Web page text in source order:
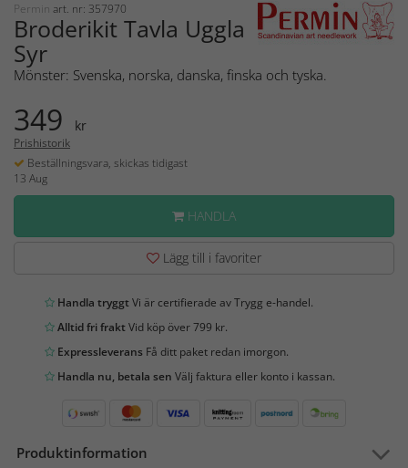
Permin art. nr: 357970
Broderikit Tavla Uggla
Syr
Mönster: Svenska, norska, danska, finska och tyska.
349 kr
Prishistorik
Beställningsvara, skickas tidigast
13 Aug
HANDLA
Lägg till i favoriter
Handla tryggtVi är certifierade av Trygg e-handel.
Alltid fri fraktVid köp över 799 kr.
Expressleverans Få ditt paket redan imorgon.
Handla nu, betala sen Välj faktura eller konto i kassan.
Produktinformation